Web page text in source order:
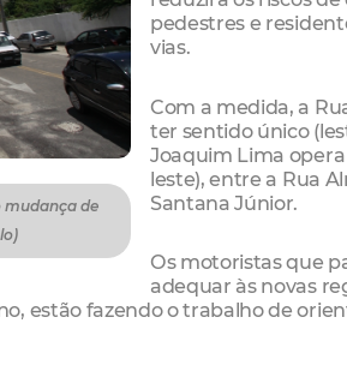
mudança de
pedestres e
vias.
Com a medida, a
ter sentido único
Joaquim Lima
leste), entre a Rua
Santana Júnior.
Os motoristas que
adequar às novas
estão fazendo o trabalho de